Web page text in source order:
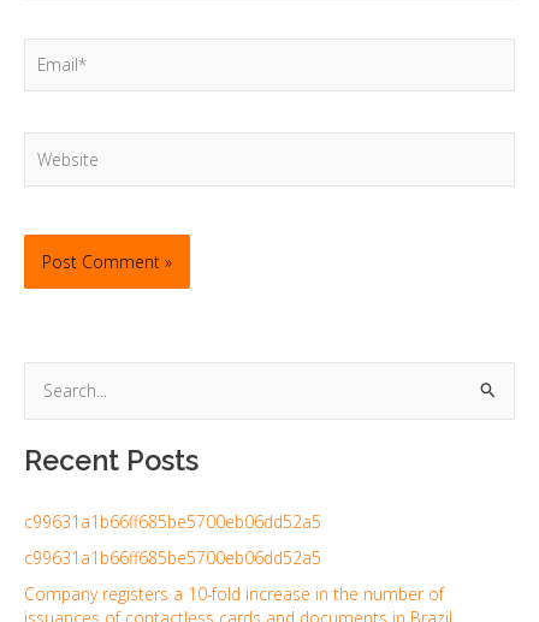
e
a
c
h
f
Recent Posts
c99631a1b66ff685be5700eb06dd52a5
c99631a1b66ff685be5700eb06dd52a5
Company registers a 10-fold increase in the number of